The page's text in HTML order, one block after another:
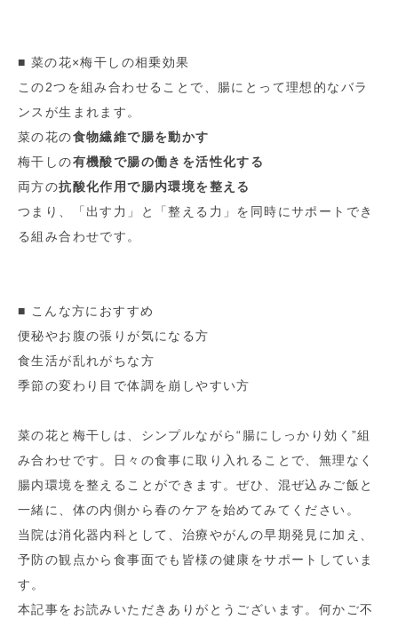
■ 菜の花×梅干しの相乗効果
この2つを組み合わせることで、腸にとって理想的なバラ
ンスが生まれます。
菜の花の食物繊維で腸を動かす
梅干しの有機酸で腸の働きを活性化する
両方の抗酸化作用で腸内環境を整える
つまり、「出す力」と「整える力」を同時にサポートでき
る組み合わせです。
■ こんな方におすすめ
便秘やお腹の張りが気になる方
食生活が乱れがちな方
季節の変わり目で体調を崩しやすい方
菜の花と梅干しは、シンプルながら“腸にしっかり効く”組
み合わせです。日々の食事に取り入れることで、無理なく
腸内環境を整えることができます。ぜひ、混ぜ込みご飯と
一緒に、体の内側から春のケアを始めてみてください。
当院は消化器内科として、治療やがんの早期発見に加え、
予防の観点から食事面でも皆様の健康をサポートしていま
す。
本記事をお読みいただきありがとうございます。何かご不